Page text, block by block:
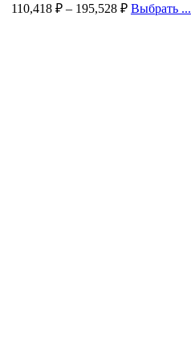
110,418 ₽– 195,528 ₽ Выбрать ...